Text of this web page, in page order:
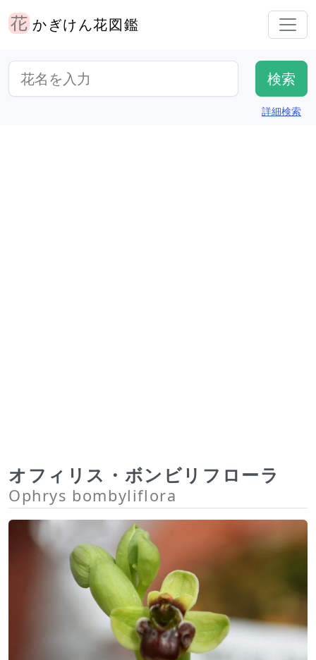
かぎけん花図鑑
詳細検索
オフィリス・ボンビリフローラ
Ophrys bombyliflora